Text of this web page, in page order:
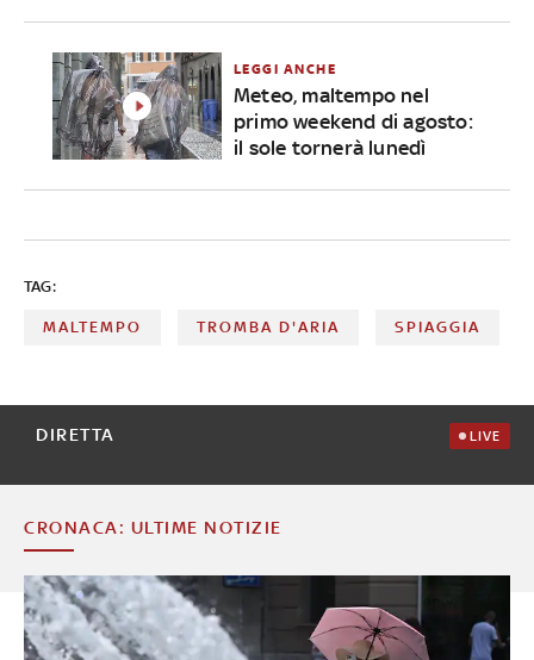
LEGGI ANCHE
Meteo, maltempo nel
primo weekend di agosto:
il sole tornerà lunedì
TAG:
MALTEMPO TROMBA D'ARIA SPIAGGIA
DIRETTA LIVE
CRONACA: ULTIME NOTIZIE